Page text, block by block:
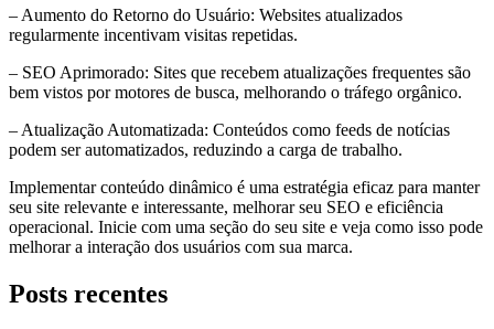
– Aumento do Retorno do Usuário: Websites atualizados
regularmente incentivam visitas repetidas.
– SEO Aprimorado: Sites que recebem atualizações frequentes são
bem vistos por motores de busca, melhorando o tráfego orgânico.
– Atualização Automatizada: Conteúdos como feeds de notícias
podem ser automatizados, reduzindo a carga de trabalho.
Implementar conteúdo dinâmico é uma estratégia eficaz para manter
seu site relevante e interessante, melhorar seu SEO e eficiência
operacional. Inicie com uma seção do seu site e veja como isso pode
melhorar a interação dos usuários com sua marca.
Posts recentes